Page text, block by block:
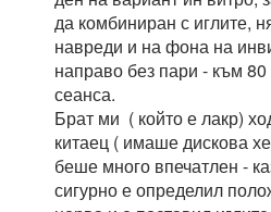
да комбиниран с иглите,
навреди и на фона на
направо без пари - към 80
сеанса.
Брат ми ( който е лакр)
китаец ( имаше дискова
беше много впечатлен -
сигурно е определил